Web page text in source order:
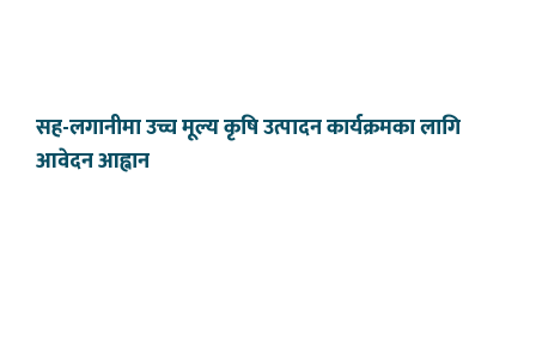
सह-लगानीमा उच्च मूल्य कृषि उत्पादन कार्यक्रमका लागि
आवेदन आह्वान